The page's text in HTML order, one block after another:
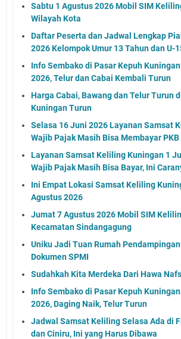
Sabtu 1 Agustus 2026 Mobil SIM
Wilayah Kota
Daftar Peserta dan Jadwal Lengkap
2026 Kelompok Umur 13 Tahun dan U-
Info Sembako di Pasar Kepuh
2026, Telur dan Cabai Kembali Turun
Harga Cabai, Bawang dan Telur Turun
Kuningan Turun
Selasa 16 Juni 2026 Layanan Samsat
Wajib Pajak Masih Bisa Membayar PKB
Layanan Samsat Keliling Kuningan 1
Wajib Pajak Masih Bisa Bayar, Ini
Ini Empat Lokasi Samsat Keliling
Agustus 2026
Jumat 7 Agustus 2026 Mobil SIM
Kecamatan Sindangagung
Uniku Jadi Tuan Rumah
Dokumen SPMI
Sudahkah Kita Merdeka Dari Hawa
Info Sembako di Pasar Kepuh
2026, Daging Naik, Telur Turun
Jadwal Samsat Keliling Selasa Ada di
dan Ciniru, Ini yang Harus Dibawa